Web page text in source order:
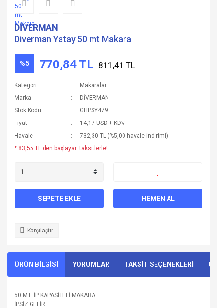
DİVERMAN
Diverman Yatay 50 mt Makara
%5 770,84 TL 811,41 TL
Kategori
Makaralar
Marka
DİVERMAN
Stok Kodu
GHPSY479
Fiyat
14,17 USD + KDV
Havale
732,30 TL (%5,00 havale indirimi)
* 83,55 TL den başlayan taksitlerle!!
SEPETE EKLE HEMEN AL
Karşılaştır
ÜRÜN BİLGİSİ YORUMLAR TAKSİT SEÇENEKLERİ
50 MT İP KAPASİTELİ MAKARA
İPSİZ GELİR